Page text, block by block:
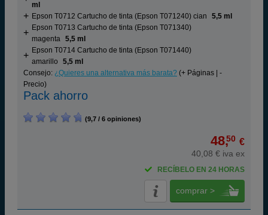
ml
Epson T0712 Cartucho de tinta (Epson T071240) cian
5,5 ml
Epson T0713 Cartucho de tinta (Epson T071340)
magenta 5,5 ml
Epson T0714 Cartucho de tinta (Epson T071440)
amarillo
5,5 ml
Consejo: ¿Quieres una alternativa más barata? (+ Páginas | -
Precio)
Pack ahorro
(9,7 / 6 opiniones)
48,50 €
40,08 € iva ex
RECÍBELO EN 24 HORAS
comprar >